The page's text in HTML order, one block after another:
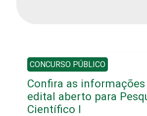
CONCURSO PÚBLICO
Confira as
edital aberto para
Científico I